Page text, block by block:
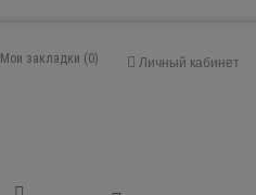
Личный кабинет
Мои закладки (0)